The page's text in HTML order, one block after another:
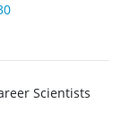
Scientists